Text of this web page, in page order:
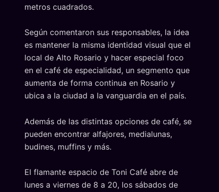
metros cuadrados.
Según comentaron sus responsables, la idea
es mantener la misma identidad visual que el
local de Alto Rosario y hacer especial foco
en el café de especialidad, un segmento que
aumenta de forma continua en Rosario y
ubica a la ciudad a la vanguardia en el país.
Además de las distintas opciones de café, se
pueden encontrar alfajores, medialunas,
budines, muffins y más.
El flamante espacio de Toni Café abre de
lunes a viernes de 8 a 20, los sábados de